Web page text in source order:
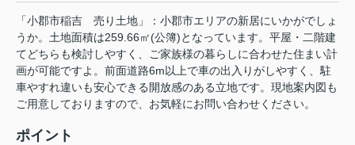
「小郡市稲吉 売り土地」：小郡市エリアの新居にいかがでしょ
うか。土地面積は259.66㎡(公簿)となっています。平屋・二階建
てどちらも検討しやすく、ご家族様の暮らしに合わせた住まい計
画が可能ですよ。前面道路6m以上で車の出入りがしやすく、駐
車やすれ違いも安心できる開放感のある立地です。現地案内図も
ご用意しておりますので、お気軽にお問い合わせください。
ポイント